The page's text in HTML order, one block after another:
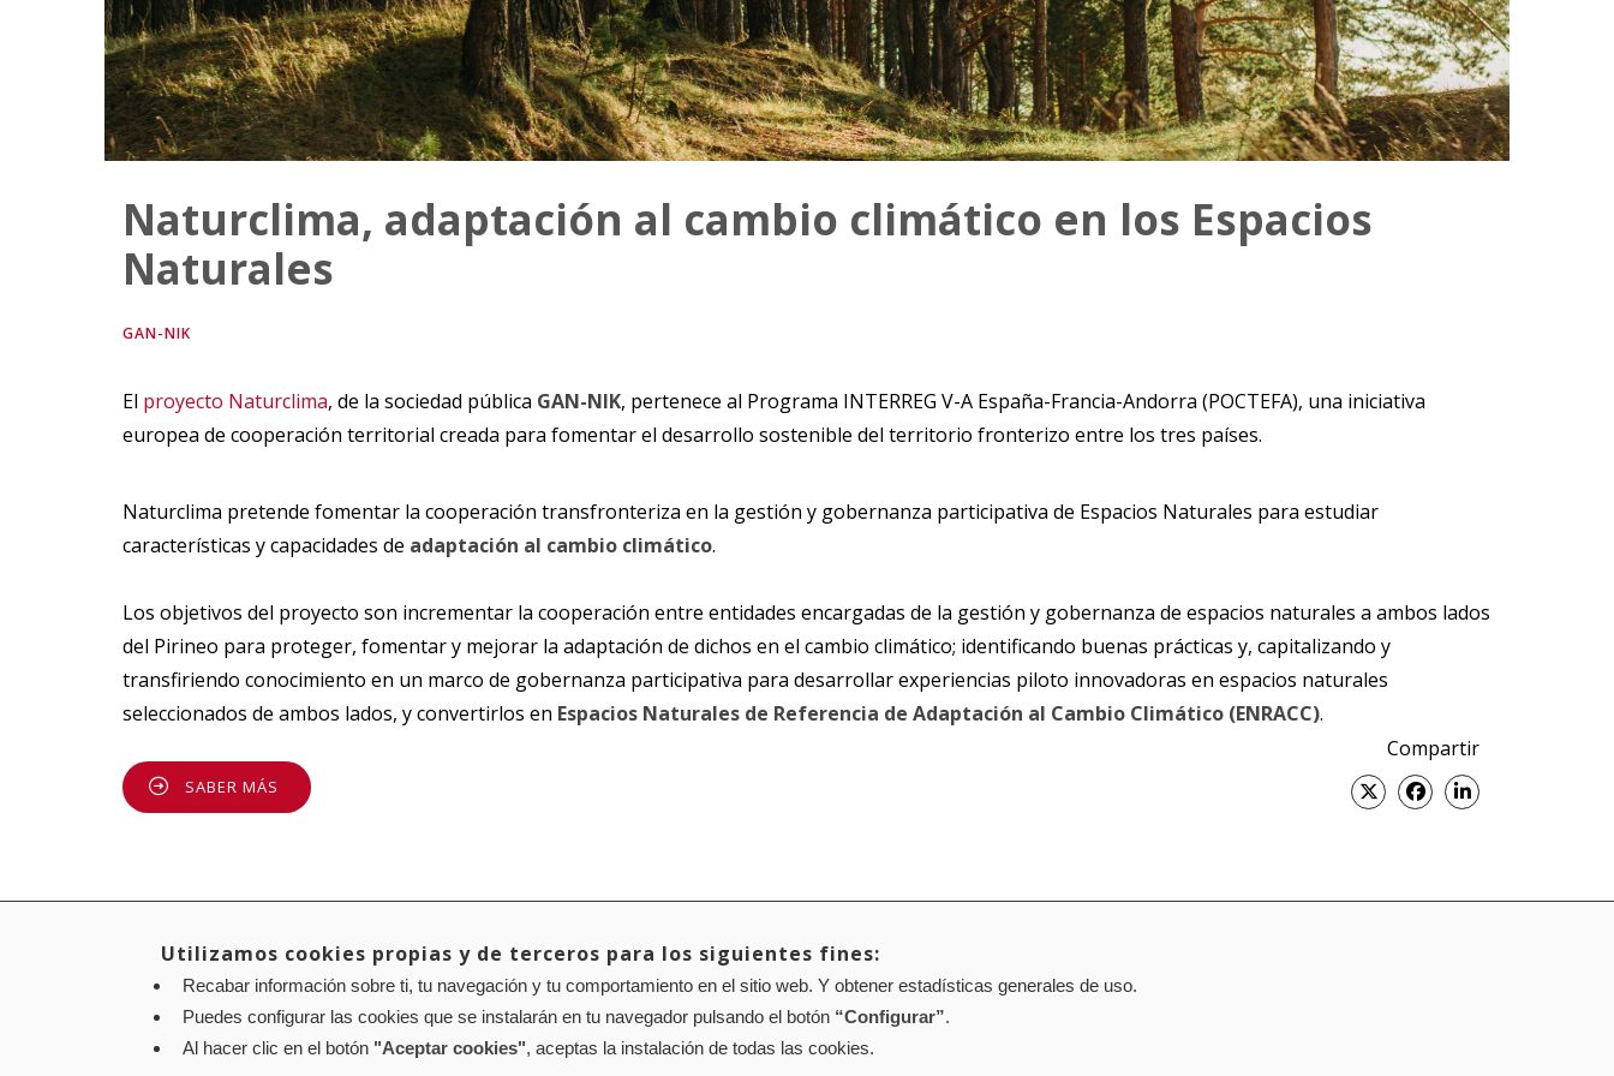
Naturclima, adaptación al cambio climático en los Espacios
Naturales
GAN-NIK
El proyecto Naturclima, de la sociedad pública GAN-NIK, pertenece al Programa INTERREG V-A España-Francia-Andorra (POCTEFA), una iniciativa
europea de cooperación territorial creada para fomentar el desarrollo sostenible del territorio fronterizo entre los tres países.
Naturclima pretende fomentar la cooperación transfronteriza en la gestión y gobernanza participativa de Espacios Naturales para estudiar
características y capacidades de adaptación al cambio climático.
Los objetivos del proyecto son incrementar la cooperación entre entidades encargadas de la gestión y gobernanza de espacios naturales a ambos lados
del Pirineo para proteger, fomentar y mejorar la adaptación de dichos en el cambio climático; identificando buenas prácticas y, capitalizando y
transfiriendo conocimiento en un marco de gobernanza participativa para desarrollar experiencias piloto innovadoras en espacios naturales
seleccionados de ambos lados, y convertirlos en Espacios Naturales de Referencia de Adaptación al Cambio Climático (ENRACC).
SABER MÁS
Compartir
TwitterFacebookLinked
Aviso legal Política de privacidad Política de cookies Mapa web Configuración de cookies
: Paseo de Sarasate nº 38, 2º Dcha - 31001 Pamplona (Navarra) Tel.: 848 42 08 72 corporacion@cpen.es
Utilizamos cookies propias y de terceros para los siguientes fines:
Recabar información sobre ti, tu navegación y tu comportamiento en el sitio web. Y obtener estadísticas generales de uso.
Puedes configurar las cookies que se instalarán en tu navegador pulsando el botón “Configurar”.
Al hacer clic en el botón "Aceptar cookies", aceptas la instalación de todas las cookies.